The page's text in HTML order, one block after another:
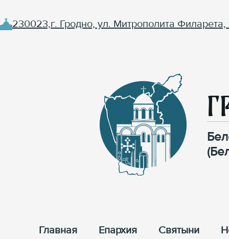
230023,г. Гродно, ул. Митрополита Филарета,
Главная Епархия Cвятыни